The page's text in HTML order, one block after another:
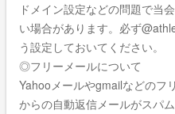
ドメイン設定などの問題で当
い場合があります。必ず
う設定しておいてください。
◎フリーメールについて
Yahooメールやgmailなどのフ
からの自動返信メールがスパ